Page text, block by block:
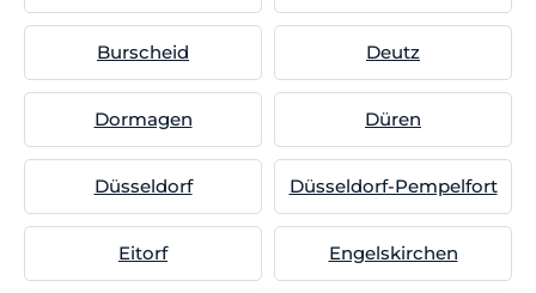
Burscheid Deutz
Dormagen Düren
Düsseldorf Düsseldorf-Pempelfort
Eitorf Engelskirchen